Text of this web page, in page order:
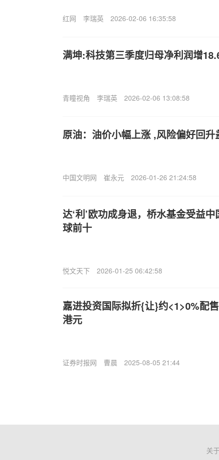
红网 李瑞英 2026-02-06 16:35:58
满坤:科技第三季度归母净利润增
青瞳视角 李瑞英 2026-02-06 13:08:58
原油：油价小幅上涨 ,风险偏好回
中国文明网 崔永元 2026-01-26 21:24:58
达‘利’欧功成身退，桥水基金受益
球前十
悦文天下 2026-01-25 06:42:58
嘉进投资国际拟折{让}约<1>0%配
港元
证券时报网 曹晨 2025-08-05 21:44
关